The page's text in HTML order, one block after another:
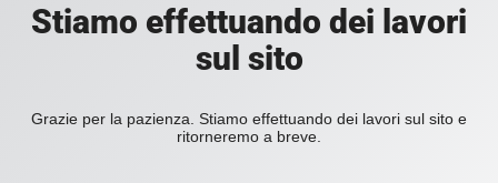
Stiamo effettuando dei lavori
sul sito
Grazie per la pazienza. Stiamo effettuando dei lavori sul sito e
ritorneremo a breve.